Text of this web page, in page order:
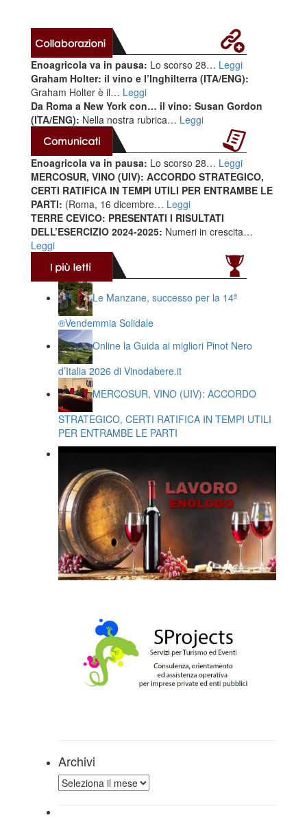
Enoagricola va in pausa: Lo scorso 28… Leggi
Graham Holter: il vino e l’Inghilterra (ITA/ENG):
Graham Holter è il… Leggi
Da Roma a New York con… il vino: Susan Gordon
(ITA/ENG): Nella nostra rubrica… Leggi
Enoagricola va in pausa: Lo scorso 28… Leggi
MERCOSUR, VINO (UIV): ACCORDO STRATEGICO,
CERTI RATIFICA IN TEMPI UTILI PER ENTRAMBE LE
PARTI: (Roma, 16 dicembre… Leggi
TERRE CEVICO: PRESENTATI I RISULTATI
DELL’ESERCIZIO 2024-2025: Numeri in crescita…
Leggi
Le Manzane, successo per la 14ª
®️Vendemmia Solidale
Online la Guida ai migliori Pinot Nero
d’Italia 2026 di Vinodabere.it
MERCOSUR, VINO (UIV): ACCORDO
STRATEGICO, CERTI RATIFICA IN TEMPI UTILI
PER ENTRAMBE LE PARTI
Archivi
Archivi